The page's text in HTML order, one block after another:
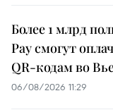
Более 1 млрд
Pay смогут
QR-кодам во
06/08/2026 11:29